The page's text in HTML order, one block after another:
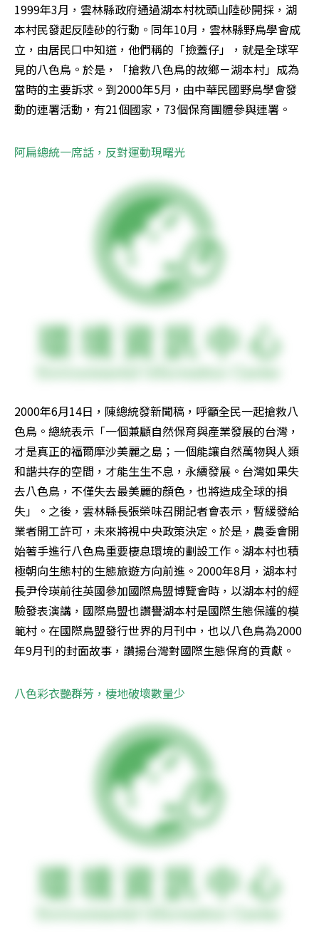
1999年3月，雲林縣政府通過湖本村枕頭山陸砂開採，湖
本村民發起反陸砂的行動。同年10月，雲林縣野鳥學會成
立，由居民口中知道，他們稱的「撿蓋仔」，就是全球罕
見的八色鳥。於是，「搶救八色鳥的故鄉－湖本村」成為
當時的主要訴求。到2000年5月，由中華民國野鳥學會發
動的連署活動，有21個國家，73個保育團體參與連署。
阿扁總統一席話，反對運動現曙光
2000年6月14日，陳總統發新聞稿，呼籲全民一起搶救八
色鳥。總統表示「一個兼顧自然保育與產業發展的台灣，
才是真正的福爾摩沙美麗之島；一個能讓自然萬物與人類
和諧共存的空間，才能生生不息，永續發展。台灣如果失
去八色鳥，不僅失去最美麗的顏色，也將造成全球的損
失」。之後，雲林縣長張榮味召開記者會表示，暫緩發給
業者開工許可，未來將視中央政策決定。於是，農委會開
始著手進行八色鳥重要棲息環境的劃設工作。湖本村也積
極朝向生態村的生態旅遊方向前進。2000年8月，湖本村
長尹伶瑛前往英國參加國際鳥盟博覽會時，以湖本村的經
驗發表演講，國際鳥盟也讚譽湖本村是國際生態保護的模
範村。在國際鳥盟發行世界的月刊中，也以八色鳥為2000
年9月刊的封面故事，讚揚台灣對國際生態保育的貢獻。
八色彩衣艷群芳，棲地破壞數量少